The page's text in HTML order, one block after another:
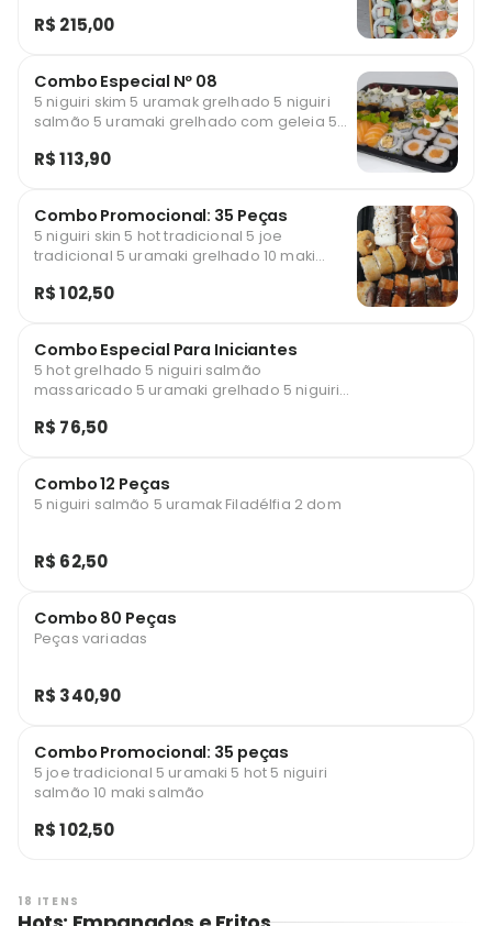
R$ 215,00
Combo Especial Nº 08
5 niguiri skim 5 uramak grelhado 5 niguiri
salmão 5 uramaki grelhado com geleia 5
califórnia 5 maki tartare
R$ 113,90
Combo Promocional: 35 Peças
5 niguiri skin 5 hot tradicional 5 joe
tradicional 5 uramaki grelhado 10 maki
R$ 102,50
Combo Especial Para Iniciantes
5 hot grelhado 5 niguiri salmão
massaricado 5 uramaki grelhado 5 niguiri
R$ 76,50
Combo 12 Peças
5 niguiri salmão 5 uramak Filadélfia 2 dom
R$ 62,50
Combo 80 Peças
Peças variadas
R$ 340,90
Combo Promocional: 35 peças
5 joe tradicional 5 uramaki 5 hot 5 niguiri
salmão 10 maki salmão
R$ 102,50
18 ITENS